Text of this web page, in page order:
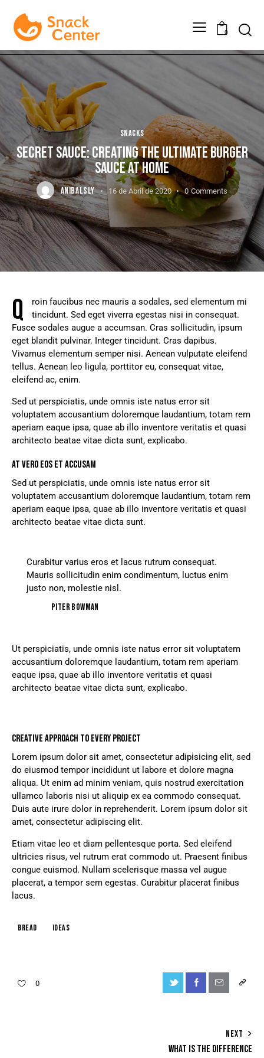
0
SNACKS
SECRET SAUCE: CREATING THE ULTIMATE BURGER
SAUCE AT HOME
ANIBALSLY 16 de Abril de 2020 0 Comments
Q
roin faucibus nec mauris a sodales, sed elementum mi
tincidunt. Sed eget viverra egestas nisi in consequat.
Fusce sodales augue a accumsan. Cras sollicitudin, ipsum
eget blandit pulvinar. Integer tincidunt. Cras dapibus.
Vivamus elementum semper nisi. Aenean vulputate eleifend
tellus. Aenean leo ligula, porttitor eu, consequat vitae,
eleifend ac, enim.
Sed ut perspiciatis, unde omnis iste natus error sit
voluptatem accusantium doloremque laudantium, totam rem
aperiam eaque ipsa, quae ab illo inventore veritatis et quasi
architecto beatae vitae dicta sunt, explicabo.
AT VERO EOS ET ACCUSAM
Sed ut perspiciatis, unde omnis iste natus error sit
voluptatem accusantium doloremque laudantium, totam rem
aperiam eaque ipsa, quae ab illo inventore veritatis et quasi
architecto beatae vitae dicta sunt.
Curabitur varius eros et lacus rutrum consequat.
Mauris sollicitudin enim condimentum, luctus enim
justo non, molestie nisl.
Piter Bowman
Ut perspiciatis, unde omnis iste natus error sit voluptatem
accusantium doloremque laudantium, totam rem aperiam
eaque ipsa, quae ab illo inventore veritatis et quasi
architecto beatae vitae dicta sunt, explicabo.
CREATIVE APPROACH TO EVERY PROJECT
Lorem ipsum dolor sit amet, consectetur adipisicing elit, sed
do eiusmod tempor incididunt ut labore et dolore magna
aliqua. Ut enim ad minim veniam, quis nostrud exercitation
ullamco laboris nisi ut aliquip ex ea commodo consequat.
Duis aute irure dolor in reprehenderit. Lorem ipsum dolor sit
amet, consectetur adipiscing elit.
Etiam vitae leo et diam pellentesque porta. Sed eleifend
ultricies risus, vel rutrum erat commodo ut. Praesent finibus
congue euismod. Nullam scelerisque massa vel augue
placerat, a tempor sem egestas. Curabitur placerat finibus
lacus.
Bread Ideas
0
NEXT
WHAT IS THE DIFFERENCE